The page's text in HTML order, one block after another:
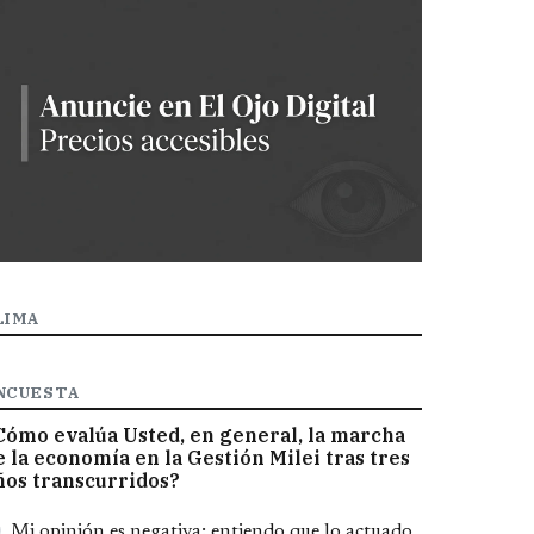
evalúa Usted, en general, la marcha
la economía en la Gestión Milei tras tres
transcurridos?